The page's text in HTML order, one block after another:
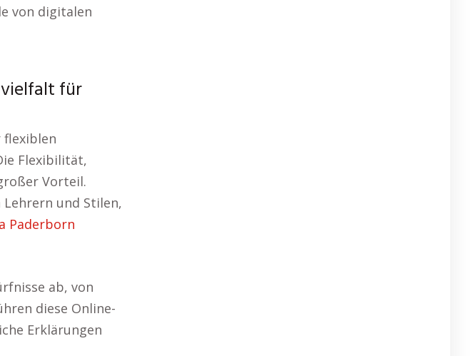
von digitalen
für
flexiblen
Flexibilität,
Vorteil.
und Stilen,
Paderborn
ab, von
diese Online-
Erklärungen